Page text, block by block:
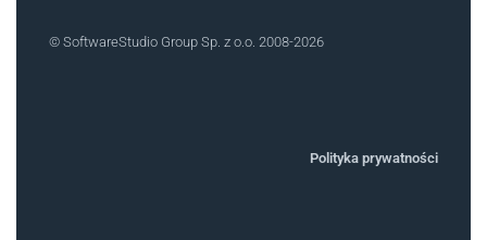
© SoftwareStudio Group Sp. z o.o. 2008-2026
Polityka prywatności